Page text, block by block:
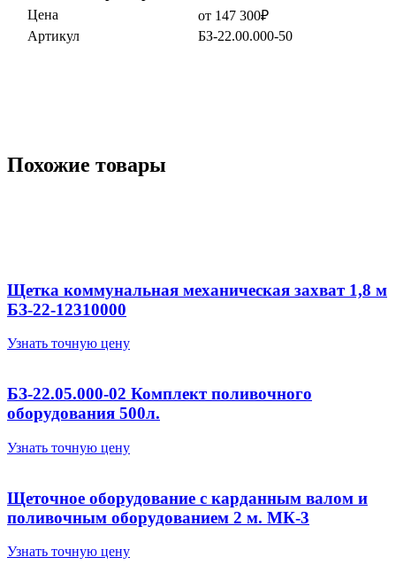
Цена
от 147 300₽
Артикул
БЗ-22.00.000-50
Похожие товары
Щетка коммунальная механическая захват 1,8 м
БЗ-22-12310000
Узнать точную цену
БЗ-22.05.000-02 Комплект поливочного
оборудования 500л.
Узнать точную цену
Щеточное оборудование с карданным валом и
поливочным оборудованием 2 м. МК-3
Узнать точную цену